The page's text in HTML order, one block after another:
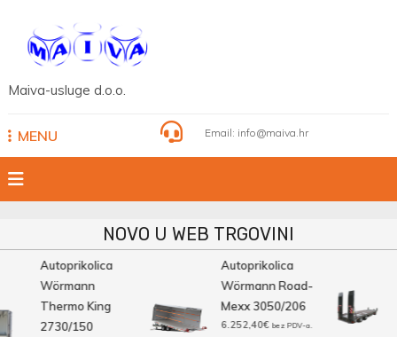
content
Maiva-usluge d.o.o.
MENU Email: info@maiva.hr
NOVO U WEB TRGOVINI
Autoprikolica
Wörmann
Thermo King
2730/150
Autoprikolica
Wörmann Road-
Mexx 3050/206
6.252,40€ bez PDV-a.